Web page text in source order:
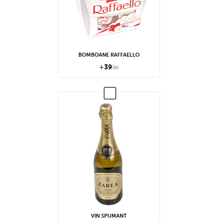
BOMBOANE RAFFAELLO
+39lei
VIN SPUMANT